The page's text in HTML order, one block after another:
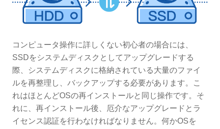
コンピュータ操作に詳しくない初心者の場合には、
SSDをシステムディスクとしてアップグレードする
際、システムディスクに格納されている大量のファイ
ルを再整理し、バックアップする必要があります。こ
れはほとんどOSの再インストールと同じ操作です。そ
れに、再インストール後、厄介なアップグレードとラ
イセンス認証を行わなければなりません。何かOSを